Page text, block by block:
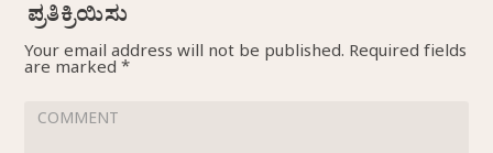
Your email address will not be published. Required fields
are marked *